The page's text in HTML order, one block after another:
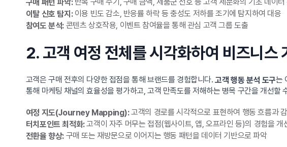
구매 패턴 파악:반복 구매 주기, 구매 금액, 제품군 선호 등 고객 세분화의 기초 데이터
이탈 신호 탐지:이용 빈도 감소, 반응률 하락 등 충성도 저하를 조기에 탐지하여 대응
참여도 분석:콘텐츠 상호작용, 이벤트 참여율을 통해 관심 고객 그룹 도출
2. 고객 여정 전체를 시각화하여 비즈니스
고객은 구매 전후의 다양한 접점을 통해 브랜드를 경험합니다. 고객 행동 분석 도구는
통해 마케팅 채널의 효율성을 평가하고, 고객 만족도를 저해하는 병목 구간을 개선할
여정 지도(Journey Mapping):고객의 경로를 시각적으로 표현하여 행동 흐름과
터치포인트 최적화:고객이 자주 머무는 접점(웹사이트, 앱, 오프라인 등)의 경험을 개
전환율 향상:구매 또는 재방문으로 이어지는 행동 패턴을 데이터 기반으로 파악